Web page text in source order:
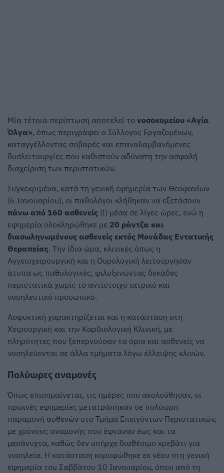
Μία τέτοια περίπτωση αποτελεί το νοσοκομείου «Αγία
Όλγα», όπως περιγράφει ο Σύλλογος Εργαζομένων,
καταγγέλλοντας σοβαρές και επαναλαμβανόμενες
δυσλειτουργίες που καθιστούν αδύνατη την ασφαλή
διαχείριση των περιστατικών.
Συγκεκριμένα, κατά τη γενική εφημερία των Θεοφανίων
(6 Ιανουαρίου), οι παθολόγοι κλήθηκαν να εξετάσουν
πάνω από 160 ασθενείς (!) μέσα σε λίγες ώρες, ενώ η
εφημερία ολοκληρώθηκε με 20 ράντζα και
διασωληνωμένους ασθενείς εκτός Μονάδας Εντατικής
Θεραπείας. Την ίδια ώρα, κλινικές όπως η
Αγγειοχειρουργική και η Ουρολογική λειτούργησαν
άτυπα ως παθολογικές, φιλοξενώντας δεκάδες
περιστατικά χωρίς το αντίστοιχο ιατρικό και
νοσηλευτικό προσωπικό.
Ασφυκτική χαρακτηρίζεται και η κατάσταση στη
Χειρουργική και την Καρδιολογική Κλινική, με
πληρότητες που ξεπερνούσαν τα όρια και ασθενείς να
νοσηλεύονται σε άλλα τμήματα λόγω έλλειψης κλινών.
Πολύωρες αναμονές
Όπως επισημαίνεται, τις ημέρες που ακολούθησαν, οι
πρωινές εφημερίες μετατράπηκαν σε πολύωρη
παραμονή ασθενών στο Τμήμα Επειγόντων Περιστατικών,
με χρόνους αναμονής που έφταναν έως και τα
μεσάνυχτα, καθώς δεν υπήρχε διαθέσιμο κρεβάτι για
νοσηλεία. Η κατάσταση κορυφώθηκε εκ νέου στη γενική
εφημερία του Σαββάτου 10 Ιανουαρίου, όπου από τη